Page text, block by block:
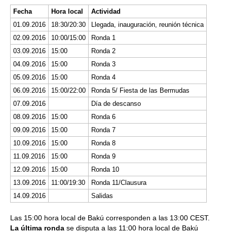
Fecha Hora local
Actividad
01.09.2016
18:30/20:30
Llegada, inauguración, reunión técnica
02.09.2016
10:00/15:00
Ronda 1
03.09.2016
15:00
Ronda 2
04.09.2016
15:00
Ronda 3
05.09.2016
15:00
Ronda 4
06.09.2016
15:00/22:00
Ronda 5/ Fiesta de las Bermudas
07.09.2016
Día de descanso
08.09.2016
15:00
Ronda 6
09.09.2016
15:00
Ronda 7
10.09.2016
15:00
Ronda 8
11.09.2016
15:00
Ronda 9
12.09.2016
15:00
Ronda 10
13.09.2016
11:00/19:30
Ronda 11/Clausura
14.09.2016
Salidas
Las 15:00 hora local de Bakú corresponden a las 13:00 CEST.
La última ronda se disputa a las 11:00 hora local de Bakú